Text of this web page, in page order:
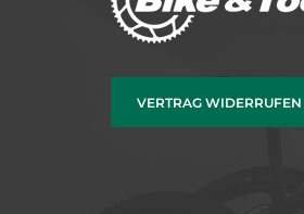
VERTRAG WIDERRUFEN